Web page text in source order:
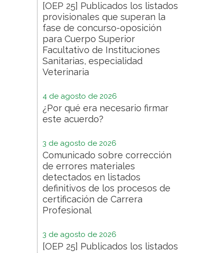
[OEP 25] Publicados los listados
provisionales que superan la
fase de concurso-oposición
para Cuerpo Superior
Facultativo de Instituciones
Sanitarias, especialidad
Veterinaria
4 de agosto de 2026
¿Por qué era necesario firmar
este acuerdo?
3 de agosto de 2026
Comunicado sobre corrección
de errores materiales
detectados en listados
definitivos de los procesos de
certificación de Carrera
Profesional
3 de agosto de 2026
[OEP 25] Publicados los listados